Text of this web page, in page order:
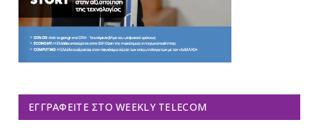
ΕΓΓΡΑΦΕΊΤΕ ΣΤΟ WEEKLY TELECOM